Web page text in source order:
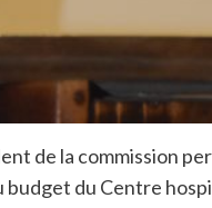
de la commission
budget du Centre